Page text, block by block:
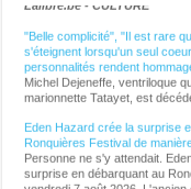
"Belle complicité", "Il est rare
s'éteignent lorsqu'un seul
personnalités rendent
Michel Dejeneffe, ventriloque
marionnette Tatayet, est
Eden Hazard crée la surprise
Ronquières Festival de
Personne ne s'y attendait.
surprise en débarquant au
vendredi 7 août 2026. L'ancien